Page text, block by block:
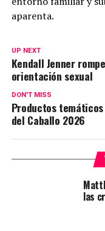
aparenta.
UP NEXT
Kendall Jenner
orientación sexual
DON'T MISS
Productos
del Caballo 2026
las